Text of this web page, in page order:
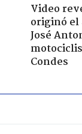
Video
originó el
José
Condes